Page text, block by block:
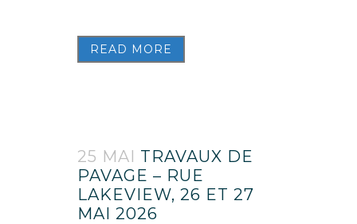
READ MORE
25 MAI TRAVAUX DE
PAVAGE – RUE
LAKEVIEW, 26 ET 27
MAI 2026